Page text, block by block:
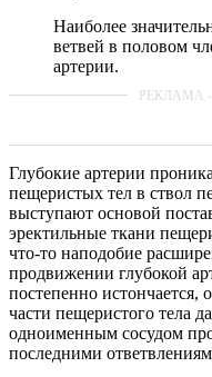
Наиболее
ветвей в половом
артерии.
Глубокие артерии
пещеристых тел в ствол
выступают основой
эректильные ткани
что-то наподобие
продвижении глубокой
постепенно истончается,
части пещеристого тела
одноименным сосудом
последними